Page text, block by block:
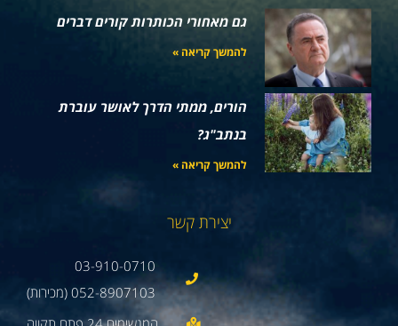
גם מאחורי הכותרות קורים דברים
להמשך קריאה »
הורים, ממתי הדרך לאושר עוברת
בנתב"ג?
להמשך קריאה »
יצירת קשר
03-910-0710
052-8907103 (מכירות)